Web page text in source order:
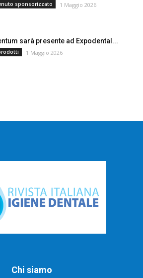
sponsorizzato 1 Maggio 2026
sarà presente ad Expodental...
1 Maggio 2026
Chi siamo